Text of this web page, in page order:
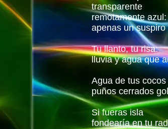
transparente
remotamente azul:
apenas un
Tu llanto, tu risa:
lluvia y agua que
Agua de tus
puños cerrados
Si fueras isla
fondearía en tu